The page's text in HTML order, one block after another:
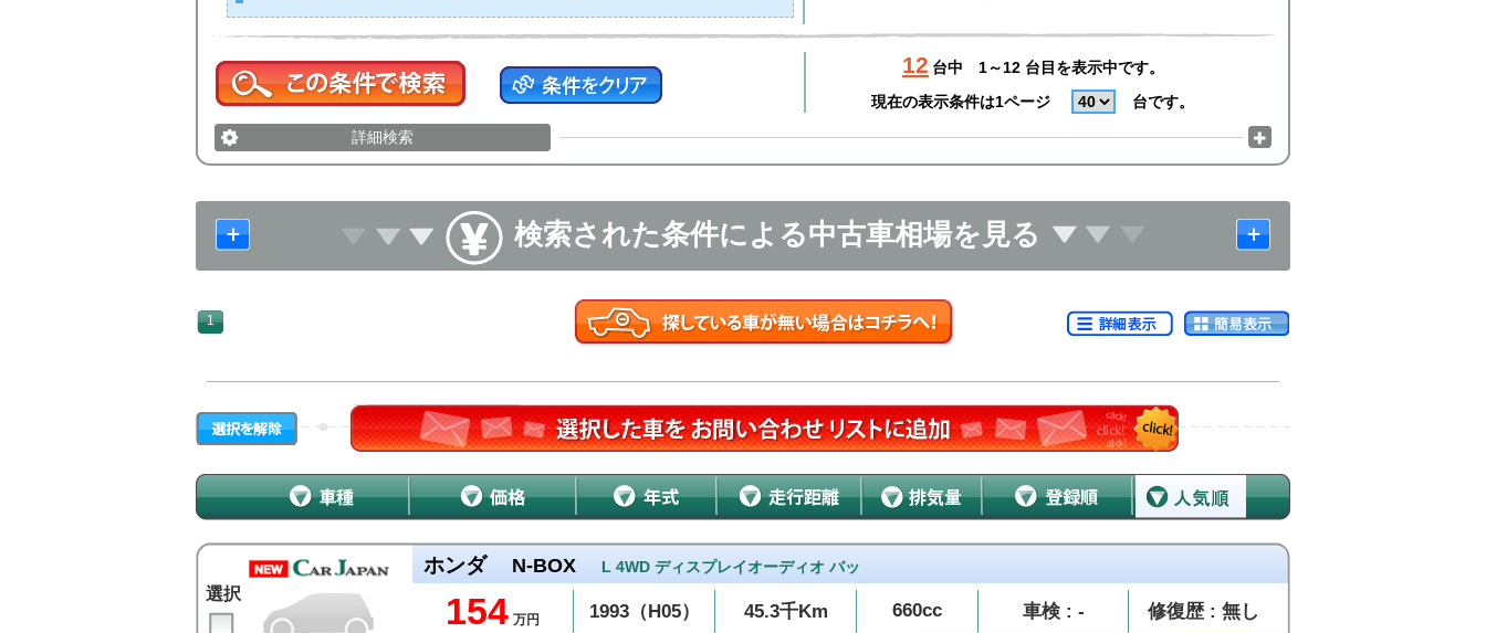
12 台中
1～12 台目を表示中です。
現在の表示条件は1ページ
台です。
詳細検索
検索された条件による中古車相場を見る
1
選択
ホンダ N-BOX L 4WD ディスプレイオーディオ バッ
154 万円 1993（H05） 45.3千Km 660cc 車検 : - 修復歴 : 無し